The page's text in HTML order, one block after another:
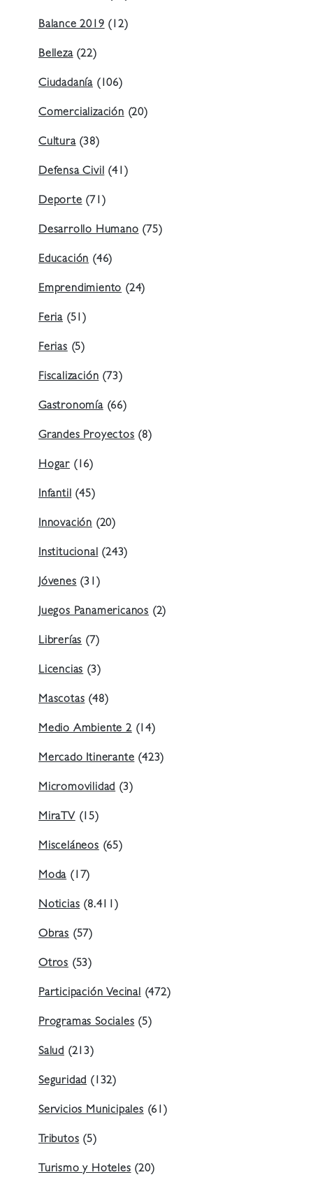
Balance 2019 (12)
Belleza(22)
Ciudadanía (106)
Comercialización (20)
Cultura(38)
Defensa Civil (41)
Deporte (71)
Desarrollo Humano (75)
Educación (46)
Emprendimiento (24)
Feria (51)
Ferias (5)
Fiscalización (73)
Gastronomía(66)
Grandes Proyectos (8)
Hogar (16)
Infantil (45)
Innovación (20)
Institucional (243)
Jóvenes (31)
Juegos Panamericanos (2)
Librerías (7)
Licencias (3)
Mascotas (48)
Medio Ambiente 2(14)
Mercado Itinerante (423)
Micromovilidad (3)
MiraTV (15)
Misceláneos (65)
Moda (17)
Noticias (8.411)
Obras (57)
Otros (53)
Participación Vecinal (472)
Programas Sociales (5)
Salud (213)
Seguridad (132)
Servicios Municipales (61)
Tributos (5)
Turismo y Hoteles (20)